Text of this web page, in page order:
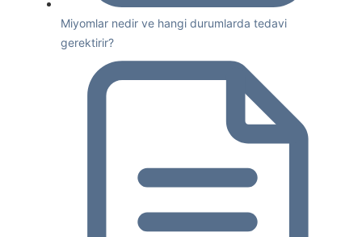
Miyomlar nedir ve hangi durumlarda tedavi
gerektirir?